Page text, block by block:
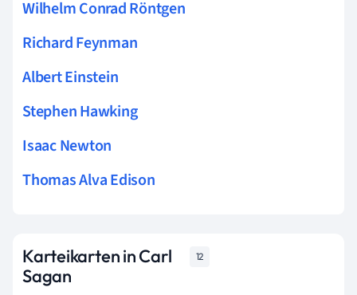
Wilhelm Conrad Röntgen
Richard Feynman
Albert Einstein
Stephen Hawking
Isaac Newton
Thomas Alva Edison
Karteikarten in Carl
Sagan
12